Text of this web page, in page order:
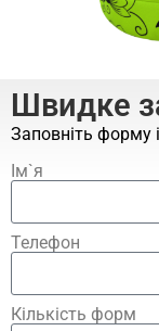
Швидке
Заповніть форму
Ім`я
Телефон
Кількість форм